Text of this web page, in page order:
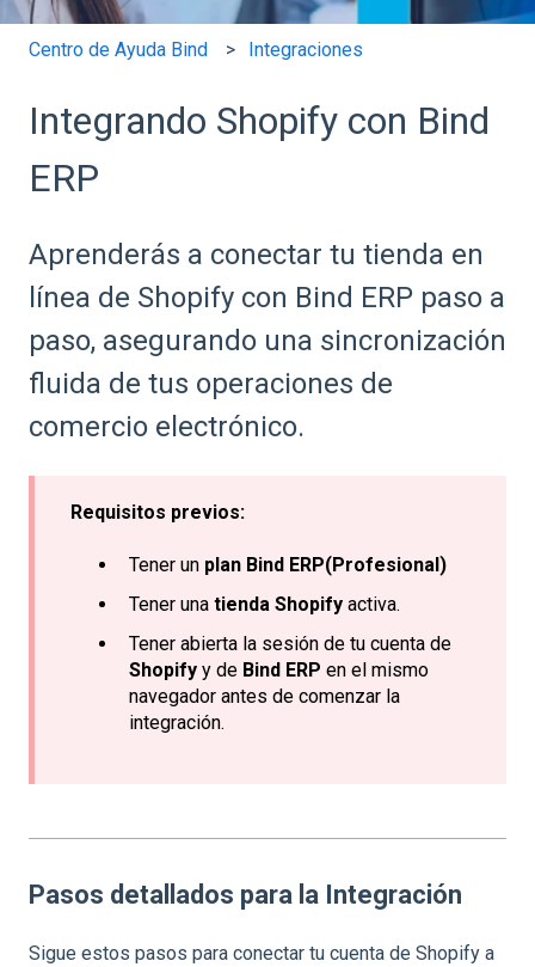
Centro de Ayuda Bind Integraciones
Integrando Shopify con Bind
ERP
Aprenderás a conectar tu tienda en
línea de Shopify con Bind ERP paso a
paso, asegurando una sincronización
fluida de tus operaciones de
comercio electrónico.
Requisitos previos:
Tener un plan Bind ERP(Profesional)
Tener una tienda Shopify activa.
Tener abierta la sesión de tu cuenta de
Shopify y de Bind ERP en el mismo
navegador antes de comenzar la
integración.
Pasos detallados para la Integración
Sigue estos pasos para conectar tu cuenta de Shopify a